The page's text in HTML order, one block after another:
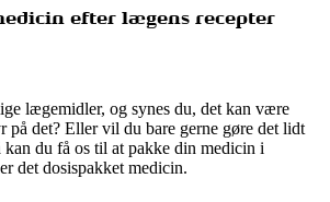
efter lægens recepter
lægemidler, og synes du, det kan være
på det? Eller vil du bare gerne gøre det lidt
kan du få os til at pakke din medicin i
det dosispakket medicin.